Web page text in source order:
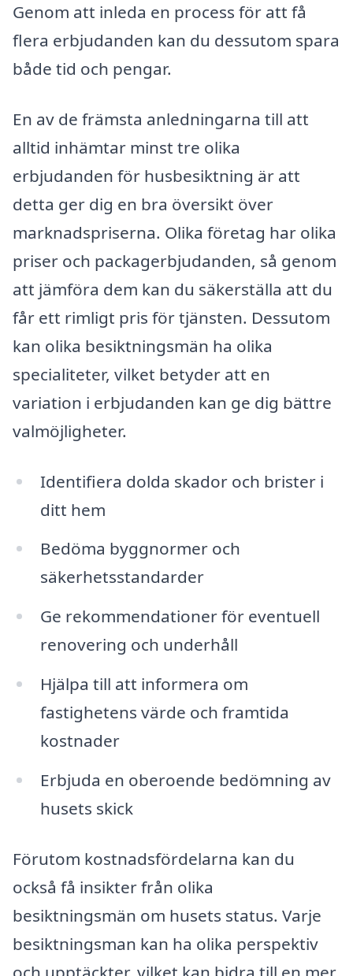
Genom att inleda en process för att få
flera erbjudanden kan du dessutom spara
både tid och pengar.
En av de främsta anledningarna till att
alltid inhämtar minst tre olika
erbjudanden för husbesiktning är att
detta ger dig en bra översikt över
marknadspriserna. Olika företag har olika
priser och packagerbjudanden, så genom
att jämföra dem kan du säkerställa att du
får ett rimligt pris för tjänsten. Dessutom
kan olika besiktningsmän ha olika
specialiteter, vilket betyder att en
variation i erbjudanden kan ge dig bättre
valmöjligheter.
Identifiera dolda skador och brister i
ditt hem
Bedöma byggnormer och
säkerhetsstandarder
Ge rekommendationer för eventuell
renovering och underhåll
Hjälpa till att informera om
fastighetens värde och framtida
kostnader
Erbjuda en oberoende bedömning av
husets skick
Förutom kostnadsfördelarna kan du
också få insikter från olika
besiktningsmän om husets status. Varje
besiktningsman kan ha olika perspektiv